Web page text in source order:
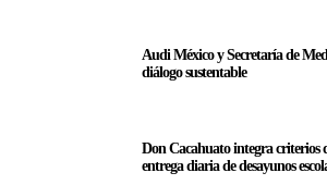
Audi México y Secretaría de
diálogo sustentable
Don Cacahuato integra criterios
entrega diaria de desayunos